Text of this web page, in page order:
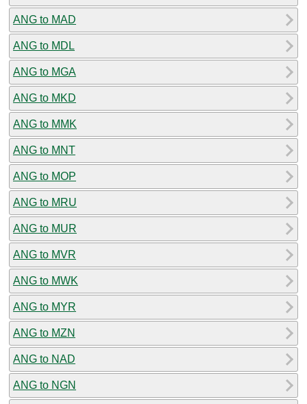
ANG to MAD
ANG to MDL
ANG to MGA
ANG to MKD
ANG to MMK
ANG to MNT
ANG to MOP
ANG to MRU
ANG to MUR
ANG to MVR
ANG to MWK
ANG to MYR
ANG to MZN
ANG to NAD
ANG to NGN